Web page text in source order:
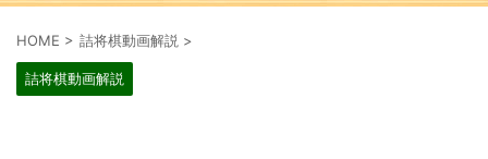
HOME > 詰将棋動画解説 >
詰将棋動画解説